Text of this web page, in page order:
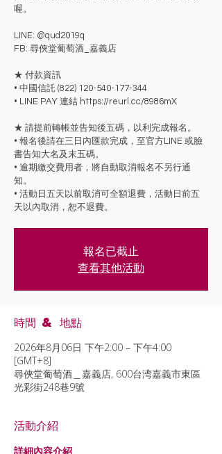
喔。
LINE: @qud2019q
FB: 尋俠堂葡萄酒_嘉義店
★ 付款資訊
• 中國信託 (822) 120-540-177-344
• LINE PAY 連結 https://reurl.cc/8986mX
★ 請提前轉帳並告知後五碼，以利完成報名。
• 報名後請在三日內匯款完成，至官方LINE 或臉
書告知大名及末五碼。
• 逾期繳交費用者，將自動取消報名不另行通
知。
• 活動日五天以前取消可全額退費，活動日前五
天以內取消，恕不退費。
報名已截止
查看其他活動
時間 & 地點
2026年8月06日 下午2:00 – 下午4:00
[GMT+8]
尋俠堂葡萄酒＿嘉義店, 600台湾嘉義市東區
光彩街248巷9號
活動介紹
詳細內容介紹